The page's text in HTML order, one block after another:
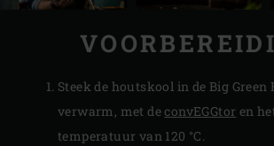
Steek de houtskool in de Big Green
verwarm, met deconvEGGtor en
temperatuur van 120 °C.